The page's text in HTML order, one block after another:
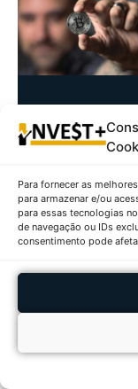
Para fornecer as
para armazenar e/ou
para essas tecnologias
de navegação ou IDs
consentimento pode